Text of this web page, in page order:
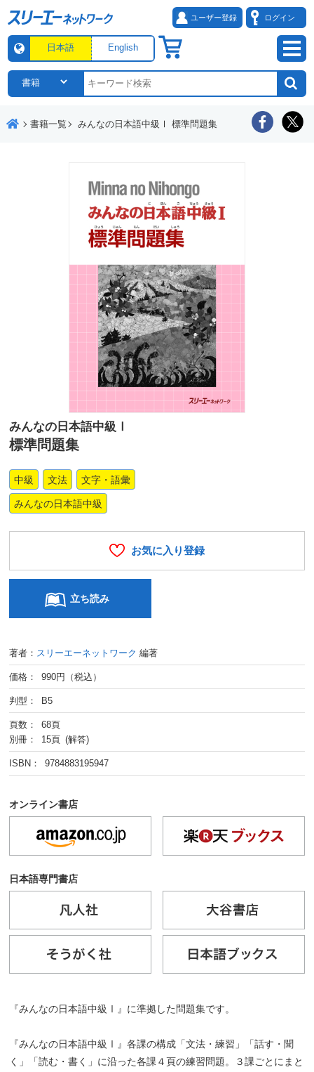
ユーザー登録 ログイン
日本語 English
書籍一覧 みんなの日本語中級Ⅰ 標準問題集
『みんなの日本語中級Ⅰ』に準拠した問題集です。
『みんなの日本語中級Ⅰ』各課の構成「文法・練習」「話す・聞
く」「読む・書く」に沿った各課４頁の練習問題。３課ごとにまと
みんなの日本語中級Ⅰ
標準問題集
中級 文法 文字・語彙
みんなの日本語中級
お気に入り登録
立ち読み
著者： スリーエーネットワーク 編著
価格： 990円（税込）
判型： B5
頁数： 68頁
別冊： 15頁 (解答)
ISBN： 9784883195947
オンライン書店
日本語専門書店